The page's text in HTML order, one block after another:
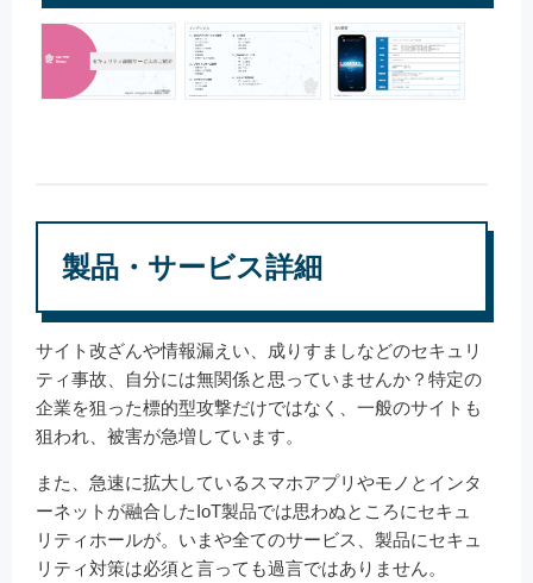
製品・サービス詳細
サイト改ざんや情報漏えい、成りすましなどのセキュリ
ティ事故、自分には無関係と思っていませんか？特定の
企業を狙った標的型攻撃だけではなく、一般のサイトも
狙われ、被害が急増しています。
また、急速に拡大しているスマホアプリやモノとインタ
ーネットが融合したIoT製品では思わぬところにセキュ
リティホールが。いまや全てのサービス、製品にセキュ
リティ対策は必須と言っても過言ではありません。